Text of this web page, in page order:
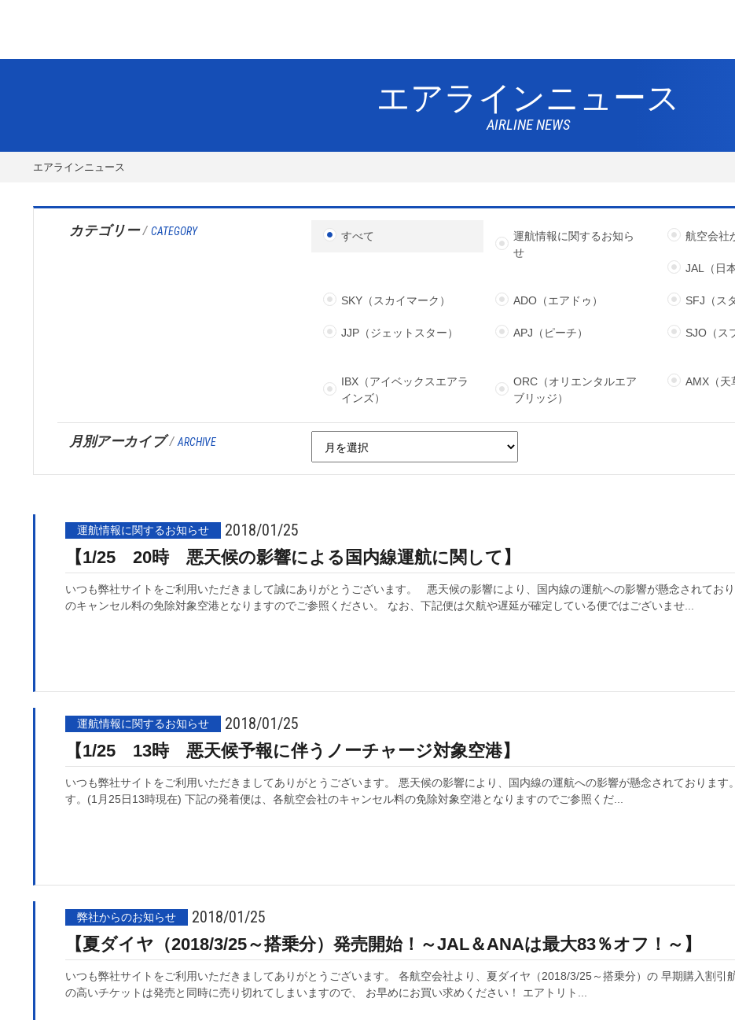
エアラインニュース
AIRLINE NEWS
エアラインニュース
カテゴリー/ CATEGORY すべて
運航情報に関するお知ら
せ
航空会社
JAL（日
SKY（スカイマーク） ADO（エアドゥ） SFJ（ス
JJP（ジェットスター） APJ（ピーチ） SJO（ス
IBX（アイベックスエアラ
インズ）
ORC（オリエンタルエア
ブリッジ）
AMX（天
月別アーカイブ/ ARCHIVE
運航情報に関するお知らせ 2018/01/25
【1/25 20時 悪天候の影響による国内線運航に関して】
いつも弊社サイトをご利用いただきまして誠にありがとうございます。 悪天候の影響により、国内線の運航への影響が懸念されてお
のキャンセル料の免除対象空港となりますのでご参照ください。 なお、下記便は欠航や遅延が確定している便ではございませ...
運航情報に関するお知らせ 2018/01/25
【1/25 13時 悪天候予報に伴うノーチャージ対象空港】
いつも弊社サイトをご利用いただきましてありがとうございます。 悪天候の影響により、国内線の運航への影響が懸念されておりま
す。(1月25日13時現在) 下記の発着便は、各航空会社のキャンセル料の免除対象空港となりますのでご参照くだ...
弊社からのお知らせ 2018/01/25
【夏ダイヤ（2018/3/25～搭乗分）発売開始！～JAL＆ANAは最大83％オフ！～】
いつも弊社サイトをご利用いただきましてありがとうございます。 各航空会社より、夏ダイヤ（2018/3/25～搭乗分）の 早期購入割
の高いチケットは発売と同時に売り切れてしまいますので、 お早めにお買い求めください！ エアトリト...